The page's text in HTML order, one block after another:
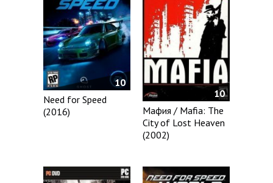
10
Need for Speed
(2016)
10
Мафия / Mafia: The
City of Lost Heaven
(2002)